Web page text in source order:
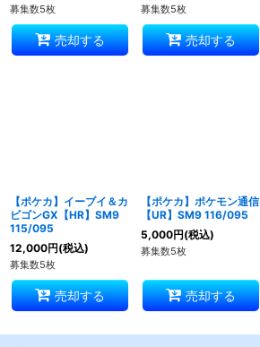
募集数5枚
売却する
募集数5枚
売却する
【ポケカ】イーブイ＆カ
ビゴンGX【HR】SM9
115/095
12,000円(税込)
募集数5枚
売却する
【ポケカ】ポケモン通信
【UR】SM9 116/095
5,000円(税込)
募集数5枚
売却する